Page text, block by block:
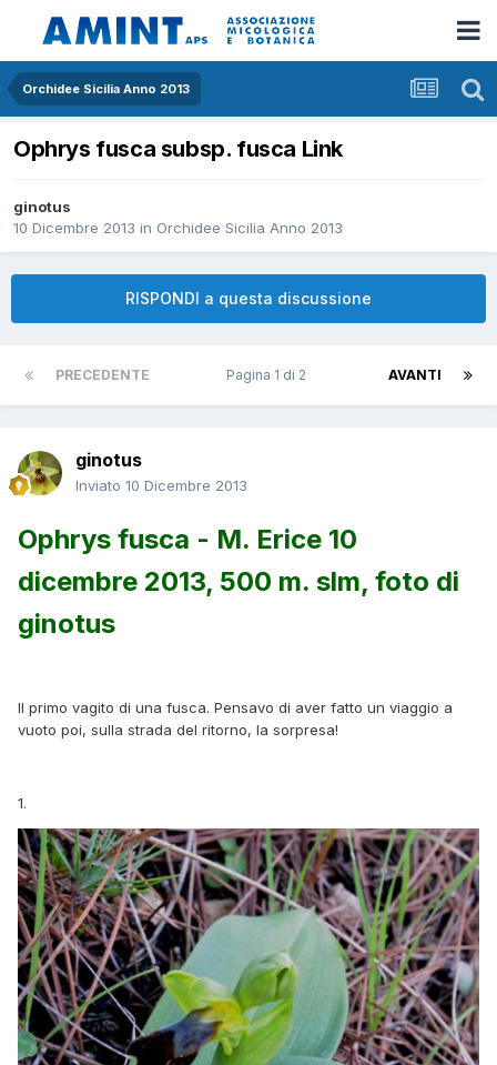
Orchidee Sicilia Anno 2013
Ophrys fusca subsp. fusca Link
ginotus
10 Dicembre 2013 in Orchidee Sicilia Anno 2013
RISPONDI a questa discussione
PRECEDENTE AVANTI
Pagina 1 di 2
ginotus
Inviato 10 Dicembre 2013
Ophrys fusca - M. Erice 10
dicembre 2013, 500 m. slm, foto di
ginotus
Il primo vagito di una fusca. Pensavo di aver fatto un viaggio a
vuoto poi, sulla strada del ritorno, la sorpresa!
1.